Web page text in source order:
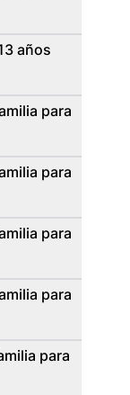
años
para
para
para
para
para